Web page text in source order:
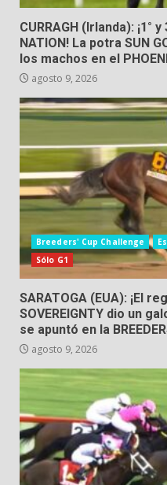
CURRAGH (Irlanda): ¡1°
NATION! La potra SUN
los machos en el
agosto 9, 2026
Breeders' Cup Challenge
Sólo G1
SARATOGA (EUA): ¡El
SOVEREIGNTY dio un
se apuntó en la
agosto 9, 2026